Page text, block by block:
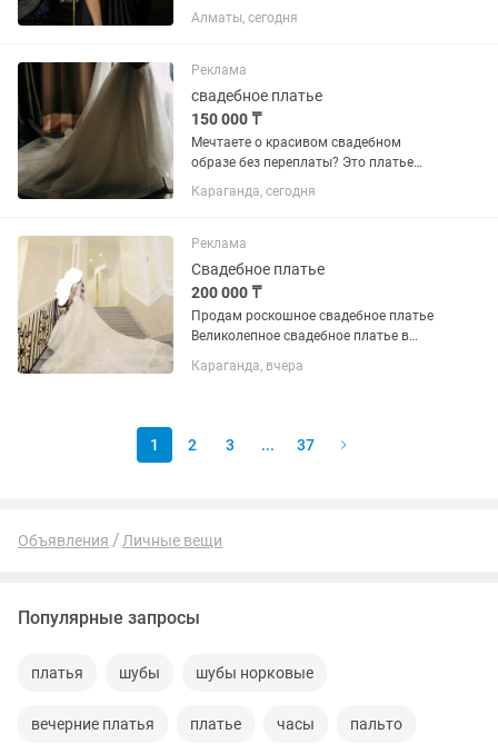
жмет, на мероприятии самое то
Алматы, сегодня
Реклама
свадебное платье
150 000 ₸
Мечтаете о красивом свадебном
образе без переплаты? Это платье
станет идеальным выбором! 👗 Размер
48+ — благодаря корсету легко
размеров. ✨ Элегантный А-силуэт...
Караганда, сегодня
Реклама
Свадебное платье
200 000 ₸
Продам роскошное свадебное платье
Великолепное свадебное платье в
длинным шлейфом и изысканным
переливается при...
Караганда, вчера
1 2 3 ... 37
Объявления Личные вещи
Популярные запросы
платья шубы шубы норковые
вечерние платья платье часы пальто